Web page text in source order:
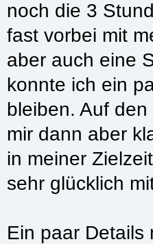
noch die 3
fast vorbei mit
aber auch eine
konnte ich ein
bleiben. Auf
mir dann aber
in meiner
sehr glücklich
Ein paar Details